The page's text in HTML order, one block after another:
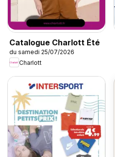
Catalogue Charlott Été
du samedi 25/07/2026
Charlott